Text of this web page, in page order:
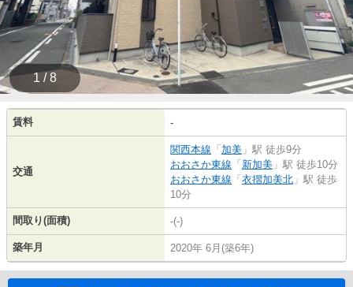
1 / 8
賃料 -
交通
関西本線 「 加美 」駅 徒歩9分
おおさか東線 「 新加美 」駅 徒歩10分
おおさか東線 「 衣摺加美北 」駅 徒歩
10分
間取り(面積) -(-)
築年月 2020年 6月(築6年)